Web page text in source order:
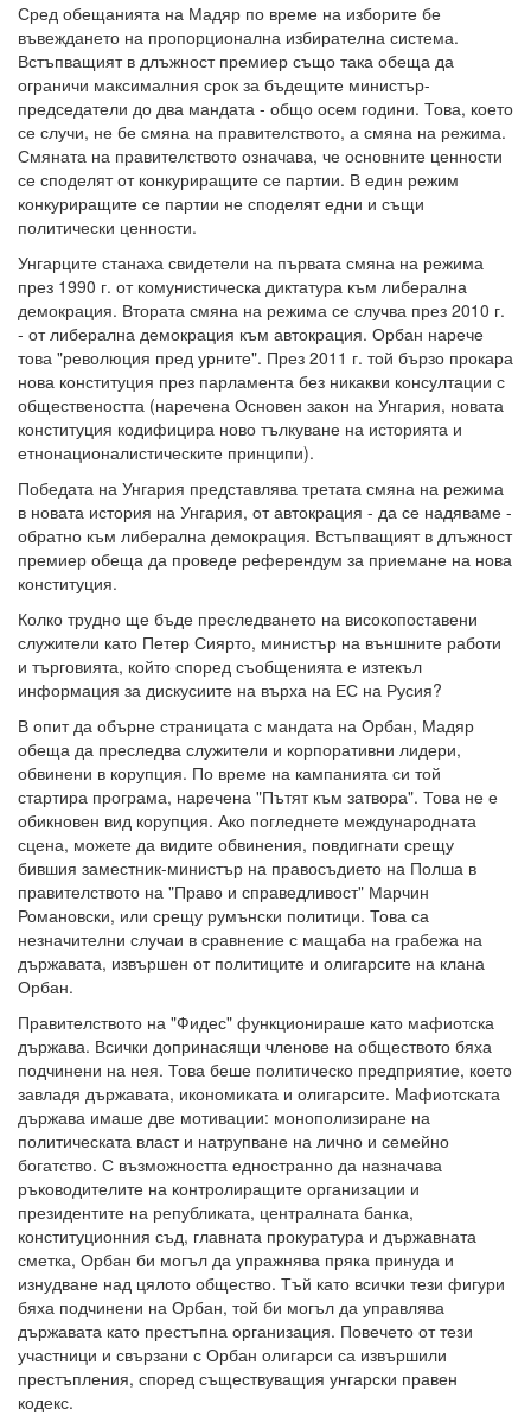
Сред обещанията на Мадяр по време на изборите бе
въвеждането на пропорционална избирателна система.
Встъпващият в длъжност премиер също така обеща да
ограничи максималния срок за бъдещите министър-
председатели до два мандата - общо осем години. Това, което
се случи, не бе смяна на правителството, а смяна на режима.
Смяната на правителството означава, че основните ценности
се споделят от конкуриращите се партии. В един режим
конкуриращите се партии не споделят едни и същи
политически ценности.
Унгарците станаха свидетели на първата смяна на режима
през 1990 г. от комунистическа диктатура към либерална
демокрация. Втората смяна на режима се случва през 2010 г.
- от либерална демокрация към автокрация. Орбан нарече
това "революция пред урните". През 2011 г. той бързо прокара
нова конституция през парламента без никакви консултации с
обществеността (наречена Основен закон на Унгария, новата
конституция кодифицира ново тълкуване на историята и
етнонационалистическите принципи).
Победата на Унгария представлява третата смяна на режима
в новата история на Унгария, от автокрация - да се надяваме -
обратно към либерална демокрация. Встъпващият в длъжност
премиер обеща да проведе референдум за приемане на нова
конституция.
Колко трудно ще бъде преследването на високопоставени
служители като Петер Сиярто, министър на външните работи
и търговията, който според съобщенията е изтекъл
информация за дискусиите на върха на ЕС на Русия?
В опит да обърне страницата с мандата на Орбан, Мадяр
обеща да преследва служители и корпоративни лидери,
обвинени в корупция. По време на кампанията си той
стартира програма, наречена "Пътят към затвора". Това не е
обикновен вид корупция. Ако погледнете международната
сцена, можете да видите обвинения, повдигнати срещу
бившия заместник-министър на правосъдието на Полша в
правителството на "Право и справедливост" Марчин
Романовски, или срещу румънски политици. Това са
незначителни случаи в сравнение с мащаба на грабежа на
държавата, извършен от политиците и олигарсите на клана
Орбан.
Правителството на "Фидес" функционираше като мафиотска
държава. Всички допринасящи членове на обществото бяха
подчинени на нея. Това беше политическо предприятие, което
завладя държавата, икономиката и олигарсите. Мафиотската
държава имаше две мотивации: монополизиране на
политическата власт и натрупване на лично и семейно
богатство. С възможността едностранно да назначава
ръководителите на контролиращите организации и
президентите на републиката, централната банка,
конституционния съд, главната прокуратура и държавната
сметка, Орбан би могъл да упражнява пряка принуда и
изнудване над цялото общество. Тъй като всички тези фигури
бяха подчинени на Орбан, той би могъл да управлява
държавата като престъпна организация. Повечето от тези
участници и свързани с Орбан олигарси са извършили
престъпления, според съществуващия унгарски правен
кодекс.